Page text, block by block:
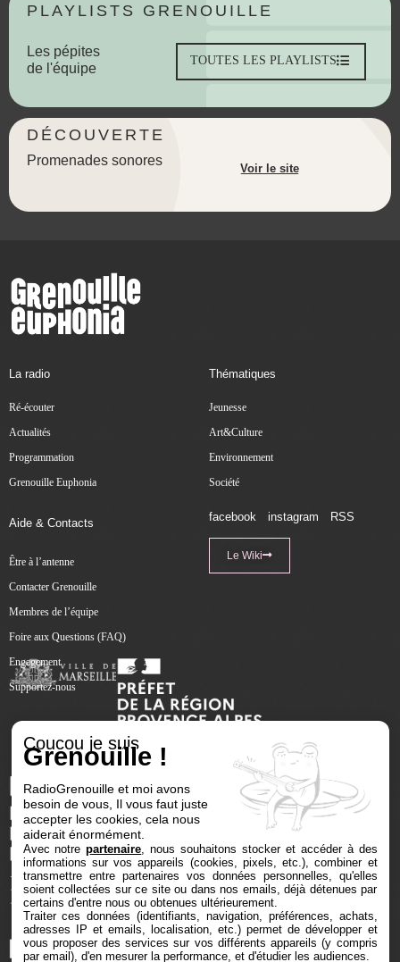
PLAYLISTS GRENOUILLE
Les pépites
de l'équipe
TOUTES LES PLAYLISTS
DÉCOUVERTE
Promenades sonores
Voir le site
La radio
Ré-écouter
Actualités
Programmation
Grenouille Euphonia
Thématiques
Jeunesse
Art&Culture
Environnement
Société
Aide & Contacts
Être à l’antenne
Contacter Grenouille
Membres de l’équipe
Foire aux Questions (FAQ)
Engagement
Supportez-nous
facebook instagram RSS
Le Wiki
Coucou je suis
Grenouille !
RadioGrenouille et moi avons
besoin de vous, Il vous faut juste
accepter les cookies, cela nous
aiderait énormément.
Avec notrepartenaire , nous souhaitons stocker et accéder à des
informations sur vos appareils (cookies, pixels, etc.), combiner et
transmettre entre partenaires vos données personnelles, qu'elles
soient collectées sur ce site ou dans nos emails, déjà détenues par
certains d'entre nous ou obtenues ultérieurement.
Traiter ces données (identifiants, navigation, préférences, achats,
adresses IP et emails, localisation, etc.) permet de développer et
vous proposer des services sur vos différents appareils (y compris
par email), d'en mesurer la performance, et d'étudier les audiences.